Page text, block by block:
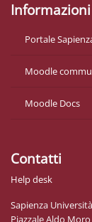
Informazioni
Portale
Moodle
Moodle Docs
Contatti
Help desk
Sapienza